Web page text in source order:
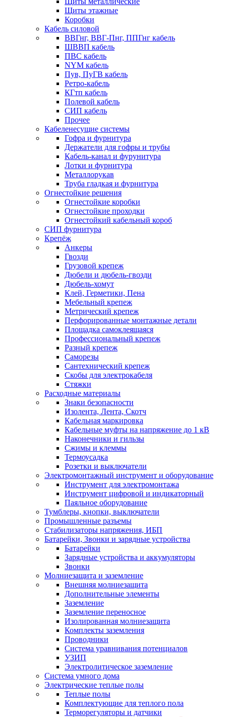
Щиты этажные
Коробки
Кабель силовой
ВВГнг, ВВГ-Пнг, ППГнг кабель
ШВВП кабель
ПВС кабель
NYM кабель
Пув, ПуГВ кабель
Ретро-кабель
КГтп кабель
Полевой кабель
СИП кабель
Прочее
Кабеленесущие системы
Гофра и фурнитура
Держатели для гофры и трубы
Кабель-канал и фурунитура
Лотки и фурнитура
Металлорукав
Труба гладкая и фурнитура
Огнестойкие решения
Огнестойкие коробки
Огнестойкие проходки
Огнестойкий кабельный короб
СИП фурнитура
Крепёж
Анкеры
Гвозди
Грузовой крепеж
Дюбели и дюбель-гвозди
Дюбель-хомут
Клей, Герметики, Пена
Мебельный крепеж
Метрический крепеж
Перфорированные монтажные детали
Площадка самоклеящаяся
Профессиональный крепеж
Разный крепеж
Саморезы
Сантехнический крепеж
Скобы для электрокабеля
Стяжки
Расходные материалы
Знаки безопасности
Изолента, Лента, Скотч
Кабельная маркировка
Кабельные муфты на напряжение до 1 кВ
Наконечники и гильзы
Сжимы и клеммы
Термоусадка
Розетки и выключатели
Электромонтажный инструмент и оборудование
Инструмент для электромонтажа
Инструмент цифровой и индикаторный
Паяльное оборудование
Тумблеры, кнопки, выключатели
Промышленные разъемы
Стабилизаторы напряжения, ИБП
Батарейки, Звонки и зарядные устройства
Батарейки
Зарядные устройства и аккумуляторы
Звонки
Молниезащита и заземление
Внешняя молниезащита
Дополнительные элементы
Заземление
Заземление переносное
Изолированная молниезащита
Комплекты заземления
Проводники
Система уравнивания потенциалов
УЗИП
Электролитическое заземление
Система умного дома
Электрические теплые полы
Теплые полы
Комплектующие для теплого пола
Терморегуляторы и датчики